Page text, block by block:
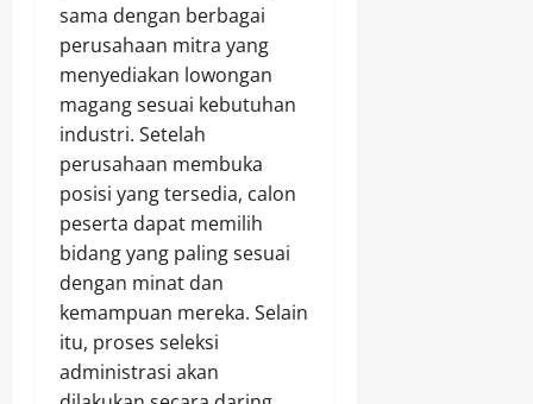
sama dengan berbagai
perusahaan mitra yang
menyediakan lowongan
magang sesuai kebutuhan
industri. Setelah
perusahaan membuka
posisi yang tersedia, calon
peserta dapat memilih
bidang yang paling sesuai
dengan minat dan
kemampuan mereka. Selain
itu, proses seleksi
administrasi akan